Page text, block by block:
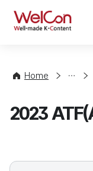
WelCon
Home
사
청
2023